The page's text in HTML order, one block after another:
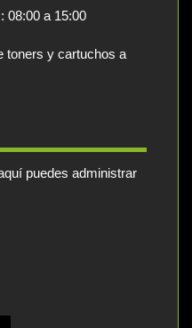
08:00 a 15:00
toners y cartuchos a
puedes administrar